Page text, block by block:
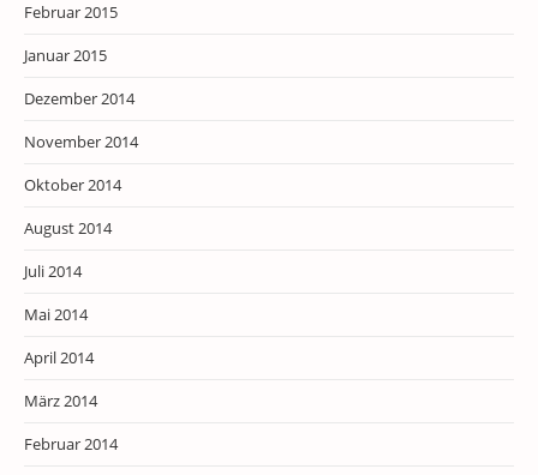
Februar 2015
Januar 2015
Dezember 2014
November 2014
Oktober 2014
August 2014
Juli 2014
Mai 2014
April 2014
März 2014
Februar 2014